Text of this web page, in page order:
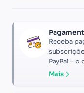
Receba
PayPal –
Mais